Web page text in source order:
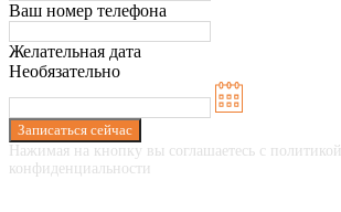
Ваш номер телефона
Желательная дата
Необязательно
Записаться сейчас
Нажимая на кнопку вы соглашаетесь с политикой
конфиденциальности